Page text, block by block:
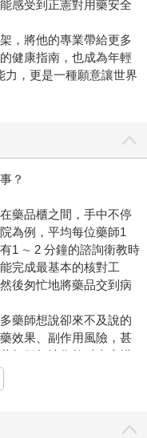
感受到正憲對用藥安全
，將他的專業帶給更多
健康指南，也成為年輕
，更是一種願意讓世界
？
藥品櫃之間，手中不停
為例，平均每位藥師1
1 ∼ 2 分鐘的諮詢衛教時
完成最基本的核對工
後匆忙地將藥品交到病
藥師想說卻來不及說的
效果、副作用風險，甚
師們無法像教科書上描
。
：許多人以為只要照著